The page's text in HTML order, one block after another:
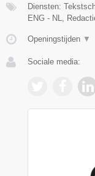
Diensten:
ENG - NL,
Openingstijden ▼
Sociale media: